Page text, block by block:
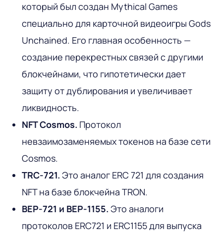
который был создан Mythical Games
специально для карточной видеоигры Gods
Unchained. Его главная особенность —
создание перекрестных связей с другими
блокчейнами, что гипотетически дает
защиту от дублирования и увеличивает
ликвидность.
NFT Cosmos. Протокол
невзаимозаменяемых токенов на базе сети
Cosmos.
TRC-721. Это аналог ERC 721 для создания
NFT на базе блокчейна TRON.
BEP-721 и BEP-1155. Это аналоги
протоколов ERC721 и ERC1155 для выпуска